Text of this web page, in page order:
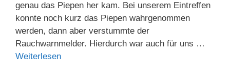
genau das Piepen her kam. Bei unserem Eintreffen
konnte noch kurz das Piepen wahrgenommen
werden, dann aber verstummte der
Rauchwarnmelder. Hierdurch war auch für uns …
Weiterlesen